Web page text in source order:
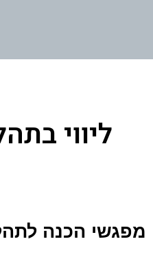
ליווי
מפגשי הכנה